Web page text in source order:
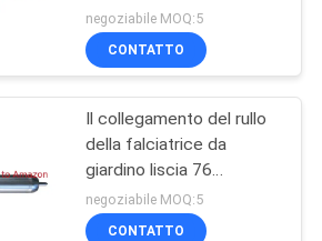
misure dell'acciaio
GAET10557
negoziabile MOQ:5
CONTATTO
Il collegamento del rullo
della falciatrice da
giardino liscia 76
millimetri 3 in
GTCA17790
negoziabile MOQ:5
CONTATTO